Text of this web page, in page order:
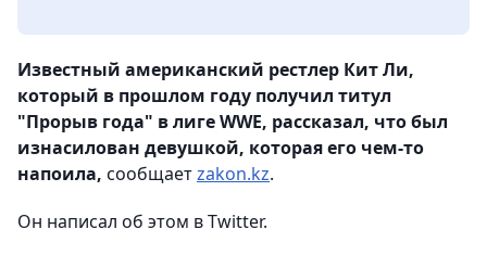
Известный американский рестлер Кит Ли,
который в прошлом году получил титул
"Прорыв года" в лиге WWE, рассказал, что был
изнасилован девушкой, которая его чем-то
напоила, сообщаетzakon.kz.
Он написал об этом в Twitter.